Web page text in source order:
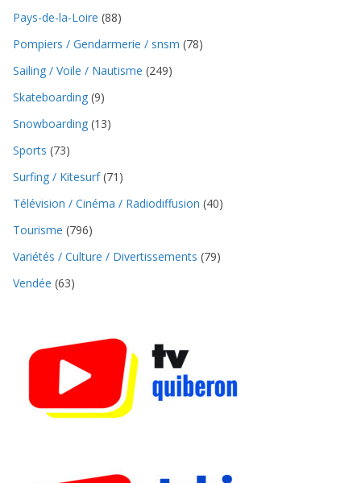
Pays-de-la-Loire (88)
Pompiers / Gendarmerie / snsm (78)
Sailing / Voile / Nautisme (249)
Skateboarding (9)
Snowboarding (13)
Sports (73)
Surfing / Kitesurf(71)
Télévision / Cinéma / Radiodiffusion (40)
Tourisme (796)
Variétés / Culture / Divertissements (79)
Vendée (63)